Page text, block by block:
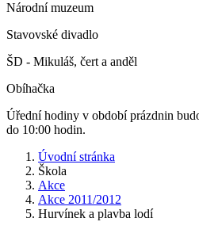
Národní muzeum
Stavovské divadlo
ŠD - Mikuláš, čert a anděl
Obíhačka
Úřední hodiny v období prázdnin
do 10:00 hodin.
Úvodní stránka
Škola
Akce
Akce 2011/2012
Hurvínek a plavba lodí